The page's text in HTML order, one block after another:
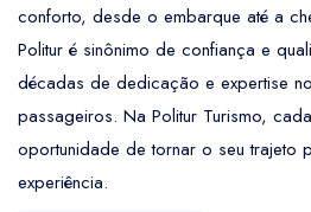
conforto, desde o embarque até a
Politur é sinônimo de confiança e
décadas de dedicação e expertise
passageiros. Na Politur Turismo,
oportunidade de tornar o seu trajeto
experiência.